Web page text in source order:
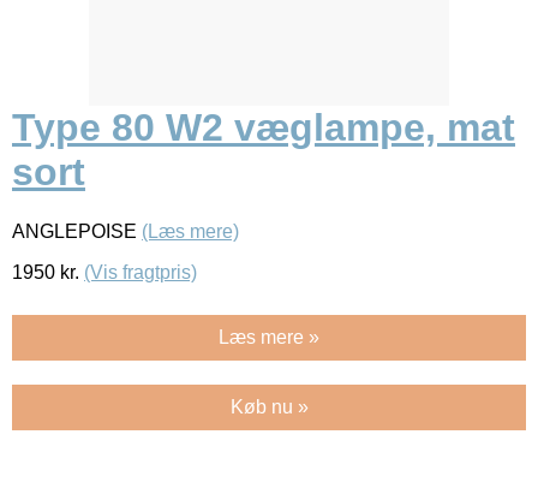
Type 80 W2 væglampe, mat
sort
ANGLEPOISE (Læs mere)
1950 kr. (Vis fragtpris)
Læs mere »
Køb nu »